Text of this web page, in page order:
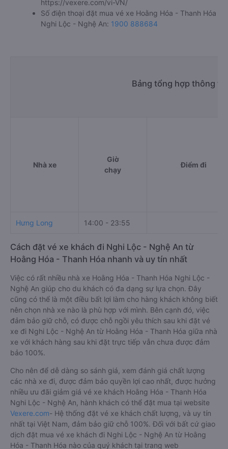
https://vexere.com/vi-VN/
Số điện thoại đặt mua vé xe Hoằng Hóa - Thanh Hóa
Nghi Lộc - Nghệ An: 1900 888684
Bảng tổng hợp thông
Nhà xe
Giờ
chạy
Điểm đi
Hưng Long 14:00 - 23:55
Cách đặt vé xe khách đi Nghi Lộc - Nghệ An từ
Hoằng Hóa - Thanh Hóa nhanh và uy tín nhất
Việc có rất nhiều nhà xe Hoằng Hóa - Thanh Hóa Nghi Lộc -
Nghệ An giúp cho du khách có đa dạng sự lựa chọn. Đây
cũng có thể là một điều bất lợi làm cho hàng khách không biết
nên chọn nhà xe nào là phù hợp với mình. Bên cạnh đó, việc
đảm bảo giữ chỗ, có được chỗ ngồi yêu thích sau khi đặt vé
xe đi Nghi Lộc - Nghệ An từ Hoằng Hóa - Thanh Hóa giữa nhà
xe với khách hàng sau khi đặt trực tiếp vẫn chưa được đảm
bảo 100%.
Cho nên để dễ dàng so sánh giá, xem đánh giá chất lượng
các nhà xe đi, được đảm bảo quyền lợi cao nhất, được hưởng
nhiều ưu đãi giảm giá vé xe khách Hoằng Hóa - Thanh Hóa
Nghi Lộc - Nghệ An, hành khách có thể đặt mua tại website
Vexere.com- Hệ thống đặt vé xe khách chất lượng, và uy tín
nhất tại Việt Nam, đảm bảo giữ chỗ 100%. Đối với bất cứ giao
dịch đặt mua vé xe khách đi Nghi Lộc - Nghệ An từ Hoằng
Hóa - Thanh Hóa nào của quý khách tại trang web